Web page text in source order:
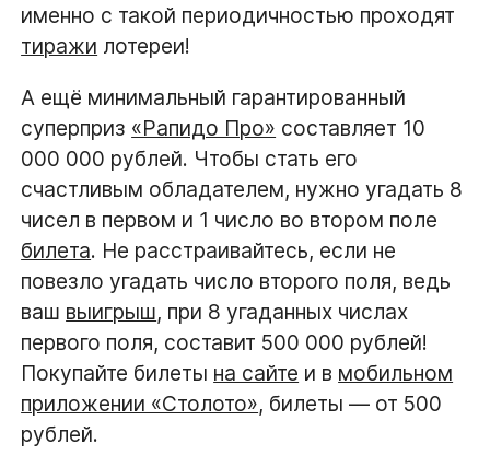
именно с такой периодичностью проходят
тиражи лотереи!
А ещё минимальный гарантированный
суперприз «Рапидо Про» составляет 10
000 000 рублей. Чтобы стать его
счастливым обладателем, нужно угадать 8
чисел в первом и 1 число во втором поле
билета. Не расстраивайтесь, если не
повезло угадать число второго поля, ведь
ваш выигрыш, при 8 угаданных числах
первого поля, составит 500 000 рублей!
Покупайте билеты на сайте и в мобильном
приложении «Столото», билеты — от 500
рублей.